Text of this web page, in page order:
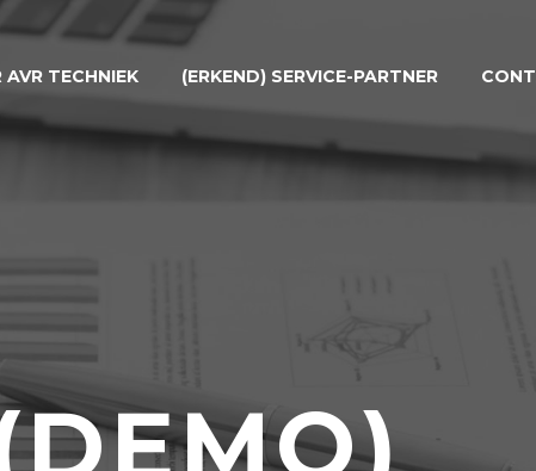
AVR TECHNIEK (ERKEND) SERVICE-PARTNER